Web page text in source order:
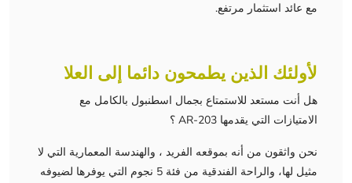
مع عائد استثمار مرتفع.
لأولئك الذين يطمحون دائما إلى العلا
هل أنت مستعد للاستمتاع بجمال اسطنبول بالكامل مع
الامتيازات التي يقدمها AR-203 ؟
نحن واثقون من أنه بموقعه الفريد ، والهندسة المعمارية التي لا
مثيل لها، والراحة الفندقية من فئة 5 نجوم التي يوفرها لضيوفه